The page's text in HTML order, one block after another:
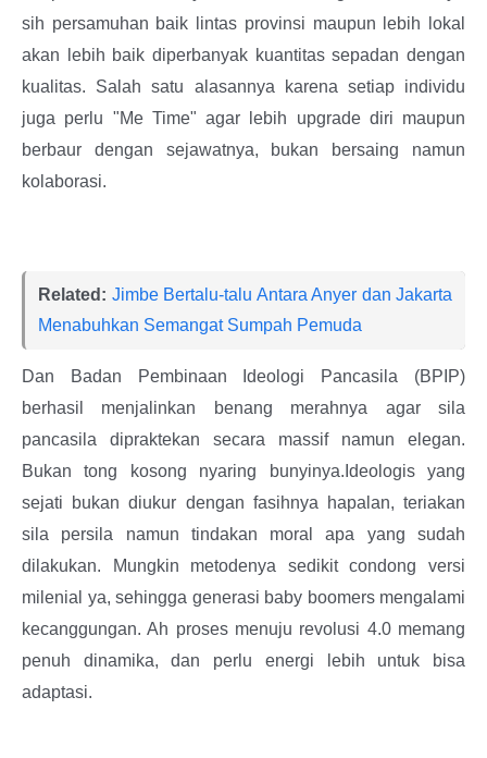
sih persamuhan baik lintas provinsi maupun lebih lokal
akan lebih baik diperbanyak kuantitas sepadan dengan
kualitas. Salah satu alasannya karena setiap individu
juga perlu "Me Time" agar lebih upgrade diri maupun
berbaur dengan sejawatnya, bukan bersaing namun
kolaborasi.
Related: Jimbe Bertalu-talu Antara Anyer dan Jakarta
Menabuhkan Semangat Sumpah Pemuda
Dan Badan Pembinaan Ideologi Pancasila (BPIP)
berhasil menjalinkan benang merahnya agar sila
pancasila dipraktekan secara massif namun elegan.
Bukan tong kosong nyaring bunyinya.Ideologis yang
sejati bukan diukur dengan fasihnya hapalan, teriakan
sila persila namun tindakan moral apa yang sudah
dilakukan. Mungkin metodenya sedikit condong versi
milenial ya, sehingga generasi baby boomers mengalami
kecanggungan. Ah proses menuju revolusi 4.0 memang
penuh dinamika, dan perlu energi lebih untuk bisa
adaptasi.